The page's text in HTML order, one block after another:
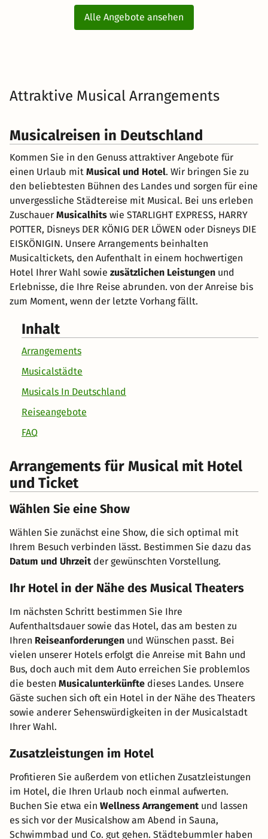
Alle Angebote ansehen
Attraktive Musical Arrangements
Musicalreisen in Deutschland
Kommen Sie in den Genuss attraktiver Angebote für
einen Urlaub mit Musical und Hotel. Wir bringen Sie zu
den beliebtesten Bühnen des Landes und sorgen für eine
unvergessliche Städtereise mit Musical. Bei uns erleben
Zuschauer Musicalhits wie STARLIGHT EXPRESS, HARRY
POTTER, Disneys DER KÖNIG DER LÖWEN oder Disneys DIE
EISKÖNIGIN. Unsere Arrangements beinhalten
Musicaltickets, den Aufenthalt in einem hochwertigen
Hotel Ihrer Wahl sowie zusätzlichen Leistungen und
Erlebnisse, die Ihre Reise abrunden. von der Anreise bis
zum Moment, wenn der letzte Vorhang fällt.
Inhalt
Arrangements
Musicalstädte
Musicals In Deutschland
Reiseangebote
FAQ
Arrangements für Musical mit Hotel
und Ticket
Wählen Sie eine Show
Wählen Sie zunächst eine Show, die sich optimal mit
Ihrem Besuch verbinden lässt. Bestimmen Sie dazu das
Datum und Uhrzeitder gewünschten Vorstellung.
Ihr Hotel in der Nähe des Musical Theaters
Im nächsten Schritt bestimmen Sie Ihre
Aufenthaltsdauer sowie das Hotel, das am besten zu
Ihren Reiseanforderungen und Wünschen passt. Bei
vielen unserer Hotels erfolgt die Anreise mit Bahn und
Bus, doch auch mit dem Auto erreichen Sie problemlos
die besten Musicalunterkünfte dieses Landes. Unsere
Gäste suchen sich oft ein Hotel in der Nähe des Theaters
sowie anderer Sehenswürdigkeiten in der Musicalstadt
Ihrer Wahl.
Zusatzleistungen im Hotel
Profitieren Sie außerdem von etlichen Zusatzleistungen
im Hotel, die Ihren Urlaub noch einmal aufwerten.
Buchen Sie etwa ein Wellness Arrangementund lassen
es sich vor der Musicalshow am Abend in Sauna,
Schwimmbad und Co. gut gehen. Städtebummler haben